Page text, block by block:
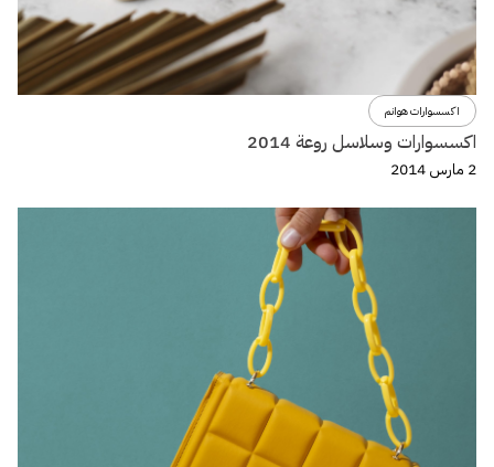
اكسسوارات هوانم
اكسسوارات وسلاسل روعة 2014
2 مارس 2014